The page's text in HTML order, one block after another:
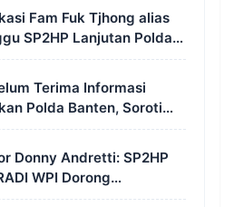
Fam Fuk Tjhong alias
SP2HP Lanjutan Polda
Terima Informasi
Polda Banten, Soroti
Donny Andretti: SP2HP
WPI Dorong
Uun